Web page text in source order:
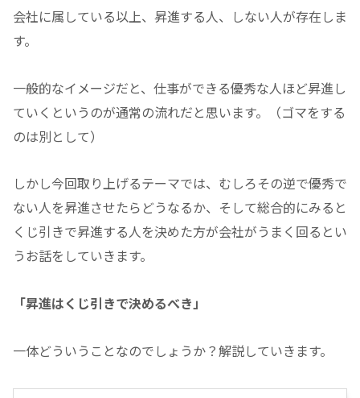
会社に属している以上、昇進する人、しない人が存在しま
す。
一般的なイメージだと、仕事ができる優秀な人ほど昇進し
ていくというのが通常の流れだと思います。（ゴマをする
のは別として）
しかし今回取り上げるテーマでは、むしろその逆で優秀で
ない人を昇進させたらどうなるか、そして総合的にみると
くじ引きで昇進する人を決めた方が会社がうまく回るとい
うお話をしていきます。
「昇進はくじ引きで決めるべき」
一体どういうことなのでしょうか？解説していきます。